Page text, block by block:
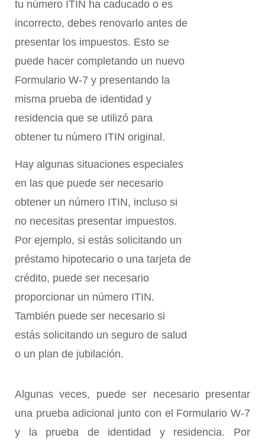
tu número ITIN ha caducado o es
incorrecto, debes renovarlo antes de
presentar los impuestos. Esto se
puede hacer completando un nuevo
Formulario W-7 y presentando la
misma prueba de identidad y
residencia que se utilizó para
obtener tu número ITIN original.
Hay algunas situaciones especiales
en las que puede ser necesario
obtener un número ITIN, incluso si
no necesitas presentar impuestos.
Por ejemplo, si estás solicitando un
préstamo hipotecario o una tarjeta de
crédito, puede ser necesario
proporcionar un número ITIN.
También puede ser necesario si
estás solicitando un seguro de salud
o un plan de jubilación.
Algunas veces, puede ser necesario presentar
una prueba adicional junto con el Formulario W-7
y la prueba de identidad y residencia. Por